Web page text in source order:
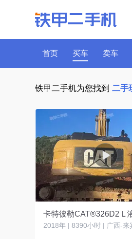
首页 买车 卖车
铁甲二手机为您找到 二手
卡特彼勒CAT®326D2 L
2018年 | 8390小时 | 广西-来